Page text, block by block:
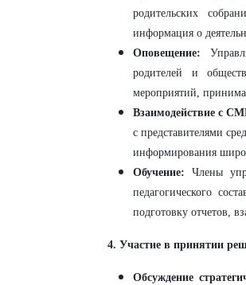
родительских
информация о
Оповещение:
родителей и
мероприятий,
Взаимодействие с
с представителями
информирования
Обучение: Члены
педагогического
подготовку отчетов,
4. Участие в принятии
Обсуждение